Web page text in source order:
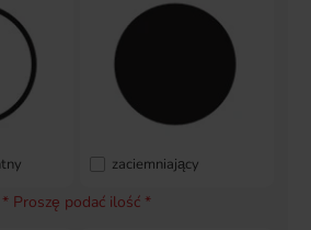
zaciemniający
* Proszę podać ilość *